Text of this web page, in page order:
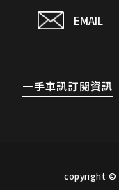
EMAIL
一手車訊訂閱資訊
copyright ©